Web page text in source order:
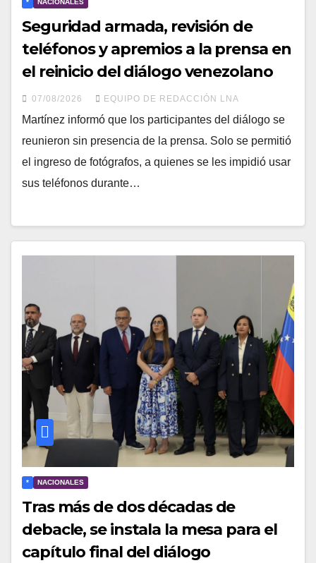
Seguridad armada, revisión de
teléfonos y apremios a la prensa en
el reinicio del diálogo venezolano
07/08/2026 EQUIPO DE REDACCIÓN LNA
Martínez informó que los participantes del diálogo se
reunieron sin presencia de la prensa. Solo se permitió
el ingreso de fotógrafos, a quienes se les impidió usar
sus teléfonos durante…
* NACIONALES
Tras más de dos décadas de
debacle, se instala la mesa para el
capítulo final del diálogo